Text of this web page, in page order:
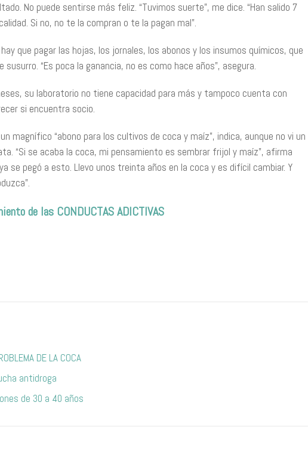
No puede sentirse más feliz. “Tuvimos suerte”, me dice. “Han salido 7
Si no, no te la compran o te la pagan mal”.
que pagar las hojas, los jornales, los abonos y los insumos químicos, que
susurro. “Es poca la ganancia, no es como hace años”, asegura.
su laboratorio no tiene capacidad para más y tampoco cuenta con
si encuentra socio.
magnífico “abono para los cultivos de coca y maíz”, indica, aunque no vi un
“Si se acaba la coca, mi pensamiento es sembrar frijol y maíz”, afirma
se pegó a esto. Llevo unos treinta años en la coca y es difícil cambiar. Y
de las CONDUCTAS ADICTIVAS
DE LA COCA
antidroga
de 30 a 40 años